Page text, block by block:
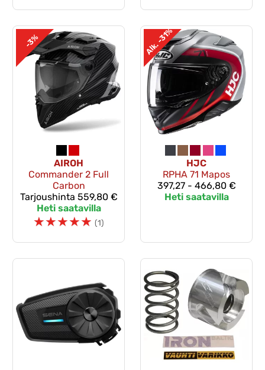
-3%
AIROH
Commander 2 Full
Carbon
Tarjoushinta 559,80 €
Heti saatavilla
☆☆☆☆☆ (1)
Alk. -31%
HJC
RPHA 71 Mapos
397,27 - 466,80 €
Heti saatavilla